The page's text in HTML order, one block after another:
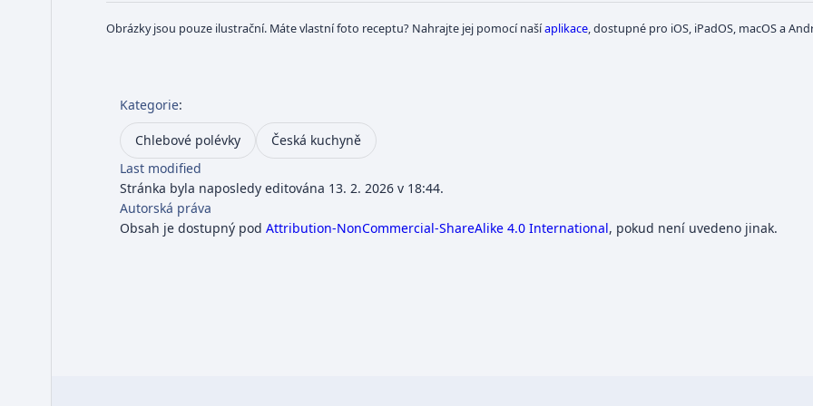
Obrázky jsou pouze ilustrační. Máte vlastní foto receptu? Nahrajte jej pomocí našíaplikace, dostupné pro iOS, iPadOS, macOS a
Kategorie:
Chlebové polévky
Česká kuchyně
Last modified
Stránka byla naposledy editována 13. 2. 2026 v 18:44.
Autorská práva
Obsah je dostupný pod Attribution-NonCommercial-ShareAlike 4.0 International, pokud není uvedeno jinak.